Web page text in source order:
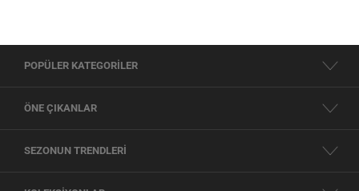
POPÜLER KATEGORİLER
ÖNE ÇIKANLAR
SEZONUN TRENDLERİ